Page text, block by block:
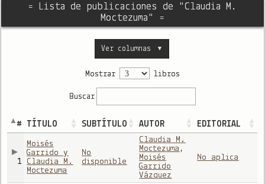
= Lista de publicaciones de "Claudia M.
Moctezuma" =
Ver columnas ▼
Mostrar libros
Buscar
# TÍTULO SUBTÍTULO AUTOR EDITORIAL
1
Moisés
Garrido y
Claudia M.
Moctezuma
No
disponible
Claudia M.
Moctezuma ,
Moisés
Garrido
Vázquez
No aplica